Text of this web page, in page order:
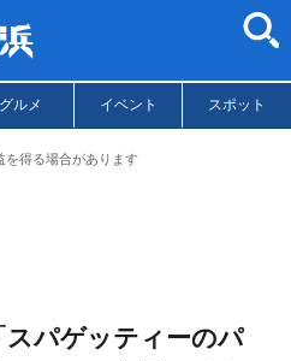
グルメ イベント スポット
得る場合があります
パゲッティーのパ